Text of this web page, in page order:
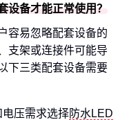
设备才能正常使用？
容易忽略配套设备的
支架或连接件可能导
下三类配套设备需要
压需求选择防水LED